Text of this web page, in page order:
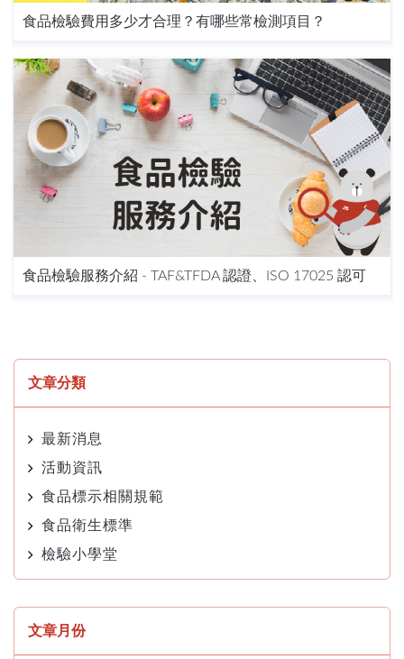
食品檢驗費用多少才合理？有哪些常檢測項目？
食品檢驗服務介紹 - TAF&TFDA 認證、ISO 17025 認可
文章分類
最新消息
活動資訊
食品標示相關規範
食品衛生標準
檢驗小學堂
文章月份